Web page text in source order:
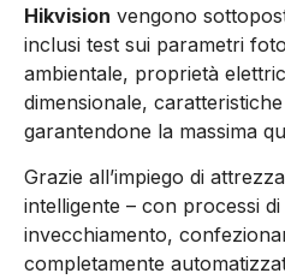
Hikvision vengono
inclusi test sui parametri
ambientale, proprietà
dimensionale,
garantendone la massima
Grazie all’impiego di
intelligente – con processi di
invecchiamento,
completamente